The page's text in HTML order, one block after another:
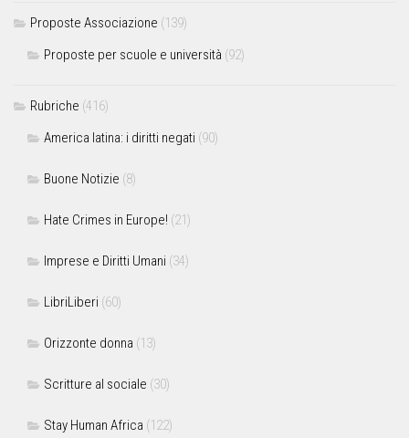
Proposte Associazione (139)
Proposte per scuole e università (92)
Rubriche (416)
America latina: i diritti negati (90)
Buone Notizie (8)
Hate Crimes in Europe! (21)
Imprese e Diritti Umani (34)
LibriLiberi (60)
Orizzonte donna (13)
Scritture al sociale (30)
Stay Human Africa (122)